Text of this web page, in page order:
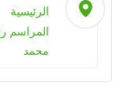
الرئيسية
محمد